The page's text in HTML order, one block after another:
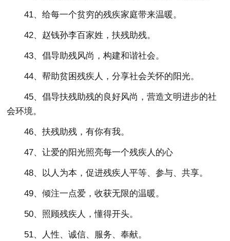
41、给每一个贫穷的残疾家庭带来温暖。
42、赵钱孙李百家姓，扶残助残。
43、倡导助残风尚，构建和谐社会。
44、帮助贫困残疾人，分享社会关怀的阳光。
45、倡导扶残助残的良好风尚，营造文明进步的社
会环境。
46、扶残助残，有你有我。
47、让爱的阳光照亮每一个残疾人的心
48、以人为本，促进残疾人平等、参与、共享。
49、倾注一点爱，收获无限的温暖。
50、照顾残疾人，懂得开头。
51、人性、诚信、服务、奉献。